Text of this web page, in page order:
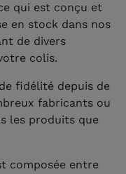
qui est conçu et
en stock dans nos
de divers
colis.
fidélité depuis de
fabricants ou
les produits que
composée entre